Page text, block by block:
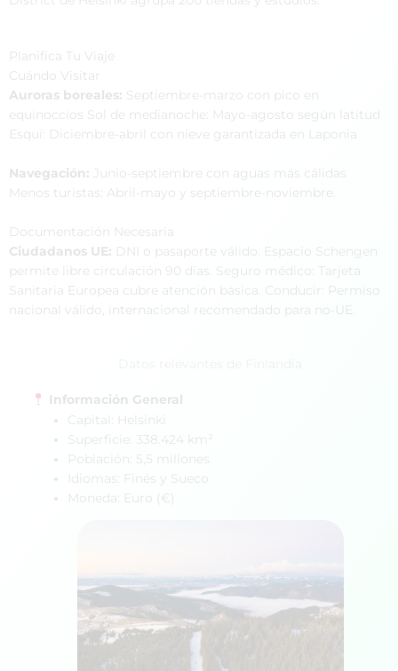
Planifica Tu Viaje
Cuándo Visitar
Auroras boreales: Septiembre-marzo con pico en
equinoccios Sol de medianoche: Mayo-agosto según latitud
Esquí: Diciembre-abril con nieve garantizada en Laponia
Navegación: Junio-septiembre con aguas más cálidas
Menos turistas: Abril-mayo y septiembre-noviembre.
Documentación Necesaria
Ciudadanos UE: DNI o pasaporte válido. Espacio Schengen
permite libre circulación 90 días. Seguro médico: Tarjeta
Sanitaria Europea cubre atención básica. Conducir: Permiso
nacional válido, internacional recomendado para no-UE.
Información General
Capital: Helsinki
Superficie: 338.424 km²
Población: 5,5 millones
Idiomas: Finés y Sueco
Moneda: Euro (€)